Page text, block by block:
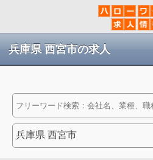
兵庫県 西宮市の求人